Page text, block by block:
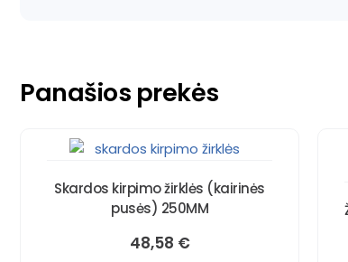
Panašios prekės
Skardos kirpimo žirklės (kairinės
pusės) 250MM
48,58 €